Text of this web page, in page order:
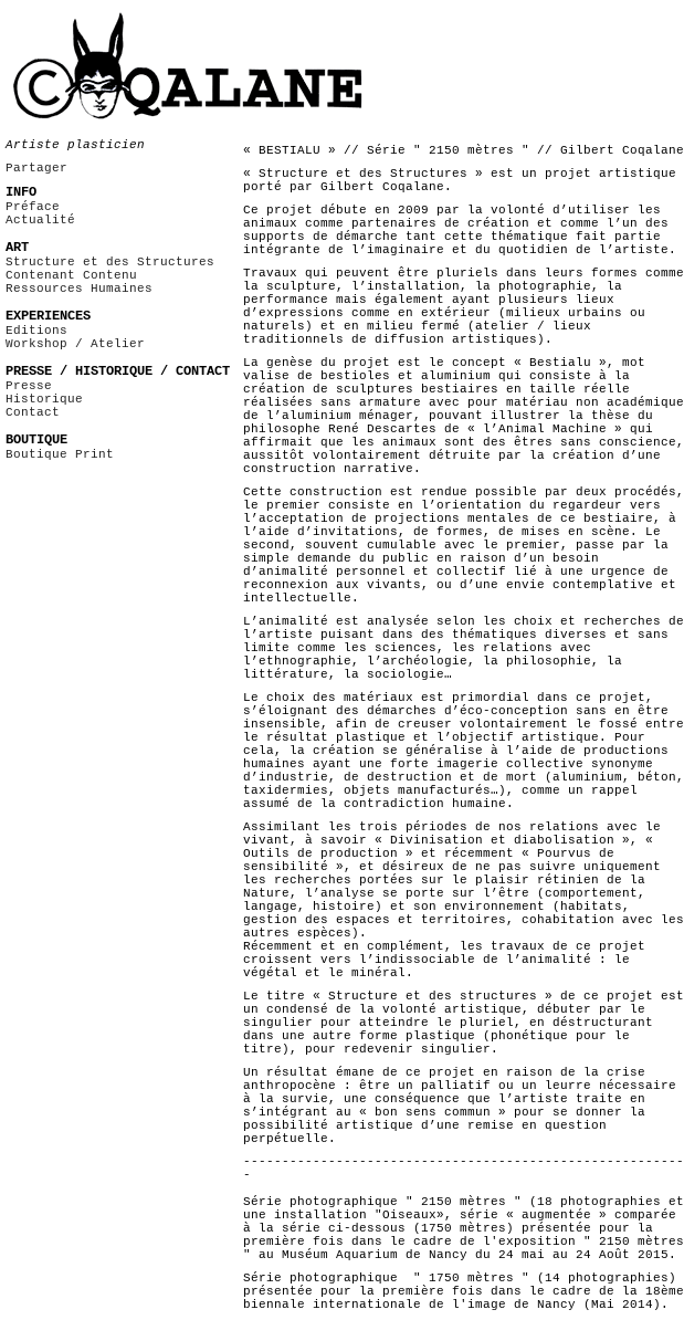
Artiste plasticien
Partager
INFO
Préface
Actualité
ART
Structure et des Structures
Contenant Contenu
Ressources Humaines
EXPERIENCES
Editions
Workshop / Atelier
PRESSE / HISTORIQUE / CONTACT
Presse
Historique
Contact
BOUTIQUE
Boutique Print
« BESTIALU » // Série " 2150 mètres " // Gilbert Coqalane
« Structure et des Structures » est un projet artistique
porté par Gilbert Coqalane.
Ce projet débute en 2009 par la volonté d’utiliser les
animaux comme partenaires de création et comme l’un des
supports de démarche tant cette thématique fait partie
intégrante de l’imaginaire et du quotidien de l’artiste.
Travaux qui peuvent être pluriels dans leurs formes comme
la sculpture, l’installation, la photographie, la
performance mais également ayant plusieurs lieux
d’expressions comme en extérieur (milieux urbains ou
naturels) et en milieu fermé (atelier / lieux
traditionnels de diffusion artistiques).
La genèse du projet est le concept « Bestialu », mot
valise de bestioles et aluminium qui consiste à la
création de sculptures bestiaires en taille réelle
réalisées sans armature avec pour matériau non académique
de l’aluminium ménager, pouvant illustrer la thèse du
philosophe René Descartes de « l’Animal Machine » qui
affirmait que les animaux sont des êtres sans conscience,
aussitôt volontairement détruite par la création d’une
construction narrative.
Cette construction est rendue possible par deux procédés,
le premier consiste en l’orientation du regardeur vers
l’acceptation de projections mentales de ce bestiaire, à
l’aide d’invitations, de formes, de mises en scène. Le
second, souvent cumulable avec le premier, passe par la
simple demande du public en raison d’un besoin
d’animalité personnel et collectif lié à une urgence de
reconnexion aux vivants, ou d’une envie contemplative et
intellectuelle.
L’animalité est analysée selon les choix et recherches de
l’artiste puisant dans des thématiques diverses et sans
limite comme les sciences, les relations avec
l’ethnographie, l’archéologie, la philosophie, la
littérature, la sociologie…
Le choix des matériaux est primordial dans ce projet,
s’éloignant des démarches d’éco-conception sans en être
insensible, afin de creuser volontairement le fossé entre
le résultat plastique et l’objectif artistique. Pour
cela, la création se généralise à l’aide de productions
humaines ayant une forte imagerie collective synonyme
d’industrie, de destruction et de mort (aluminium, béton,
taxidermies, objets manufacturés…), comme un rappel
assumé de la contradiction humaine.
Assimilant les trois périodes de nos relations avec le
vivant, à savoir « Divinisation et diabolisation », «
Outils de production » et récemment « Pourvus de
sensibilité », et désireux de ne pas suivre uniquement
les recherches portées sur le plaisir rétinien de la
Nature, l’analyse se porte sur l’être (comportement,
langage, histoire) et son environnement (habitats,
gestion des espaces et territoires, cohabitation avec les
autres espèces).
Récemment et en complément, les travaux de ce projet
croissent vers l’indissociable de l’animalité : le
végétal et le minéral.
Le titre « Structure et des structures » de ce projet est
un condensé de la volonté artistique, débuter par le
singulier pour atteindre le pluriel, en déstructurant
dans une autre forme plastique (phonétique pour le
titre), pour redevenir singulier.
Un résultat émane de ce projet en raison de la crise
anthropocène : être un palliatif ou un leurre nécessaire
à la survie, une conséquence que l’artiste traite en
s’intégrant au « bon sens commun » pour se donner la
possibilité artistique d’une remise en question
perpétuelle.
---------------------------------------------------------
-
Série photographique " 2150 mètres " (18 photographies et
une installation "Oiseaux», série « augmentée » comparée
à la série ci-dessous (1750 mètres) présentée pour la
première fois dans le cadre de l'exposition " 2150 mètres
" au Muséum Aquarium de Nancy du 24 mai au 24 Août 2015.
Série photographique " 1750 mètres " (14 photographies)
présentée pour la première fois dans le cadre de la 18ème
biennale internationale de l'image de Nancy (Mai 2014).